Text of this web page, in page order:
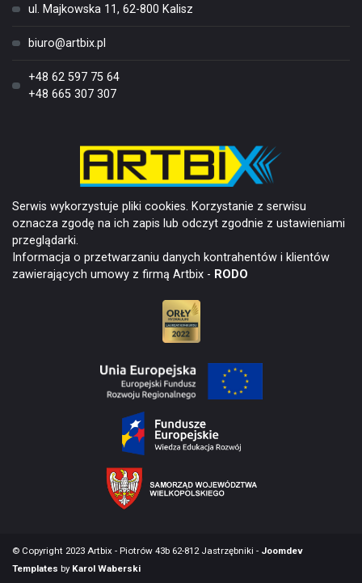
ul. Majkowska 11, 62-800 Kalisz
biuro@artbix.pl
+48 62 597 75 64
+48 665 307 307
Serwis wykorzystuje pliki cookies. Korzystanie z serwisu
oznacza zgodę na ich zapis lub odczyt zgodnie z ustawieniami
przeglądarki.
Informacja o przetwarzaniu danych kontrahentów i klientów
zawierających umowy z firmą Artbix - RODO
© Copyright 2023 Artbix - Piotrów 43b 62-812 Jastrzębniki - Joomdev
Templates by Karol Waberski